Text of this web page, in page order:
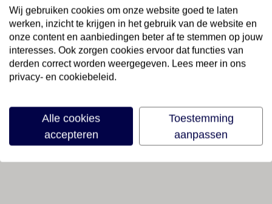
Wij gebruiken cookies om onze website goed te laten
werken, inzicht te krijgen in het gebruik van de website en
onze content en aanbiedingen beter af te stemmen op jouw
interesses. Ook zorgen cookies ervoor dat functies van
derden correct worden weergegeven. Lees meer in ons
privacy- en cookiebeleid.
Alle cookies
accepteren
Toestemming
aanpassen